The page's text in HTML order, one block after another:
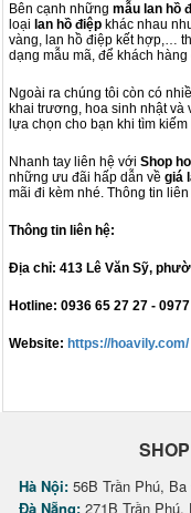
Bên cạnh những mẫu lan hồ
loại lan hồ điệp khác nhau
vàng, lan hồ điệp kết hợp,…
dạng mẫu mã, để khách
Ngoài ra chúng tôi còn có
khai trương, hoa sinh nhật và
lựa chọn cho bạn khi tìm
Nhanh tay liên hệ với Shop
những ưu đãi hấp dẫn về giá
mãi đi kèm nhé. Thông tin liên
Thông tin liên hệ:
Địa chỉ: 413 Lê Văn Sỹ,
Hotline: 0936 65 27 27 -
Website: https://hoavily.com/
Hà Nội: 56B Trần Phú,
Đà Nẵng: 271B Trần Phú,